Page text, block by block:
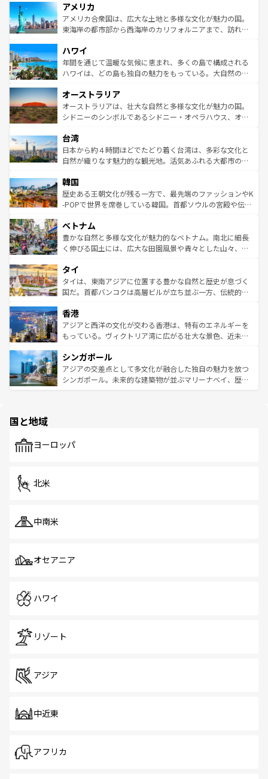
ンツ一覧を参照してほしい。
の建物がそのまま残る町や、スイスならではのユニークな
博物館もあり、アルプス観光だけでなく町歩きも満喫する
ことができる。国民の所得が高いため物価も高いが、旅行
ば市内交通費無料で観光を楽しむこともできる。 なお、新
着のスイス情報はコンテンツ一覧 を参照してほしい。
アメリカ
アメリカ合衆国は、広大な土地と多様な文化が魅力の国。
東海岸の都市部から西海岸のカリフォルニアまで、訪れる
のような巨大都市は、観光、ショッピング、エンターテイ
ンメントが詰まった刺激的なスポットだ。一方、アメリカ
西部には大自然が広がり、グランドキャニオンやイエロー
部のニューオーリンズでは、音楽と美食が融合した独特の
文化が魅力。旅行者はアメリカの各地域で異なる魅力を楽
しみながら、その多様性と豊かな歴史を感じることができ
ならではの贅沢な旅のスタイルだ。 なお、新着のアメリカ
情報はコンテンツ一覧を参照してほしい。
ハワイ
年間を通じて温暖な気候に恵まれ、多くの島で構成される
ハワイは、どの島も独自の魅力をもっている。大自然の神
ワイ島は見逃せない。また、定番の観光地といえばオアフ
島だが、静かな自然を求めるならマウイ島やカウアイ島が
おすすめ。エメラルドグリーンに輝く海をはじめ、豊かな
れるおもてなしの心で訪れる人々を迎えてくれるハワイの
人々、おいしいローカルフードやハワイアンミュージッ
ク、伝統的なフラダンスなど、すべてがハワイの魅力を彩
ワイを、存分に味わってほしい。 なお、新着のハワイ情報
はコンテンツ一覧を参照してほしい。
オーストラリア
オーストラリアは、壮大な自然と多様な文化が魅力の国。
シドニーのシンボルであるシドニー・オペラハウス、オー
リアリーフや大陸中央部にそびえるウルル（エアーズロッ
ク）、タスマニアの美しい原生林やケアンズの熱帯雨林な
ど、見どころがたくさん。また、カフェやワイン、オージ
いる。アクティビティも充実しており、サーフィンやダイ
ビング、ハイキングなど、アウトドア好きにはたまらな
い。オーストラリアの多彩な魅力を存分に味わいつくそ
参照してほしい。
台湾
日本から約４時間ほどでたどり着く台湾は、多彩な文化と
自然が織りなす魅力的な観光地。活気あふれる大都市の台
ン）、静ひつな山岳地帯である台湾東部など、都市の喧騒
と山間の静けさが共存しており、訪れる人に新しい発見と
驚きをもたらしてくれる。また、奥深い台湾の食文化も魅
容にもいいと評判のスイーツなど、バラエティ豊かな料理
が味わえる。 なお、新着の台湾情報は コンテンツ一覧を参
照してほしい。
韓国
歴史ある王朝文化が残る一方で、最先端のファッションやK
-POPで世界を席巻している韓国。首都ソウルの宮殿や伝統
き、地方に足を延ばせば四季折々の自然美を楽しむことが
できる。そして、キムチや焼肉、絶品のストリートフード
まで、さまざまな韓国料理が待っている。夜には、韓国な
リティに包まれながら、韓国の多彩な魅力を心ゆくまで味
わってみてほしい。 なお、新着の韓国情報はコンテンツ一
覧を参照してほしい。
ベトナム
豊かな自然と多様な文化が魅力的なベトナム。南北に細長
く伸びる国土には、広大な田園風景や青々とした山々、世
急速な発展と共に伝統が息づく。ハノイの古い町並みやホ
ーチミン市のフランス統治時代の建物も、独特の雰囲気を
醸し出している。また、バラエティの豊かさとおいしさで
とつ。フォーやバインミー、ベトナムコーヒーなどは、ぜ
ひ現地で味わいたい。どの地域を訪れてもあたたかい人々
が旅行者を迎えてくれるので、きっと忘れられない旅にな
参照してほしい。
タイ
タイは、東南アジアに位置する豊かな自然と歴史が息づく
国だ。首都バンコクは高層ビルが立ち並ぶ一方、伝統的な
の活気が交差している。北部ではチェンマイなどの山岳地
帯で自然と触れ合い、南部ではプーケットやクラビの美し
いビーチでリゾート気分を楽しむことができる。タイ料理
激する。気候は一年中温暖で、どの季節にも異なる楽しみ
が待っている。親しみやすいタイの人々、仏教を中心とし
た文化、そして多様な観光資源が、訪れる旅人を魅了し続
香港
アジアと西洋の文化が交わる香港は、特有のエネルギーを
もっている。ヴィクトリア湾に広がる壮大な景色、近未来
み、どこを訪れても感動するはず。観光スポットが密集し
ており、効率よく見どころを回れるのも魅力。息をのむよ
うな絶景から文化的な体験まで、香港を存分に楽しみ尽く
シンガポール
アジアの交差点として多文化が融合した独自の魅力を放つ
シンガポール。未来的な建築物が並ぶマリーナベイ、歴史
で、ホーカーズは地元の風情を楽しめる外せないスポット
国と地域
ヨーロッパ
北米
中南米
オセアニア
ハワイ
リゾート
アジア
中近東
アフリカ